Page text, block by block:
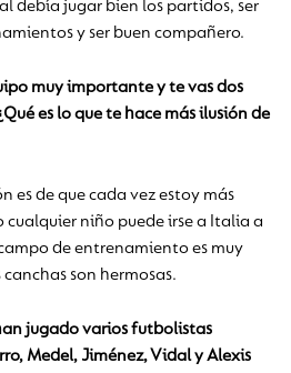
debía jugar bien los partidos, ser
y ser buen compañero.
muy importante y te vas dos
es lo que te hace más ilusión de
es de que cada vez estoy más
cualquier niño puede irse a Italia a
de entrenamiento es muy
son hermosas.
han jugado varios futbolistas
Medel, Jiménez, Vidal y Alexis